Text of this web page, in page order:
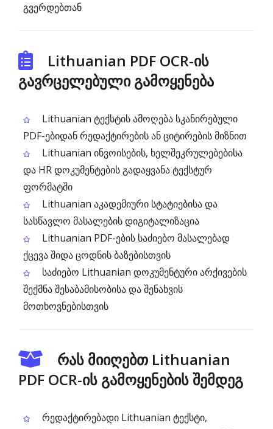
გვერდებთან
Lithuanian PDF OCR-ის
გავრცელებული გამოყენება
Lithuanian ტექსტის ამოღება სკანირებული
PDF-ებიდან რედაქტირების ან ციტირების მიზნით
Lithuanian ინვოისების, ხელშეკრულებებისა
და HR დოკუმენტების გადაყვანა ტექსტურ
ფორმატში
Lithuanian აკადემიური სტატიებისა და
სასწავლო მასალების დიგიტალიზაცია
Lithuanian PDF-ების საძიებო მასალებად
ქცევა შიდა ცოდნის ბაზებისთვის
საძიებო Lithuanian დოკუმენტური არქივების
შექმნა შესაბამისობისა და შენახვის
მოთხოვნებისთვის
რას მიიღებთ Lithuanian
PDF OCR-ის გამოყენების შემდეგ
რედაქტირებადი Lithuanian ტექსტი,